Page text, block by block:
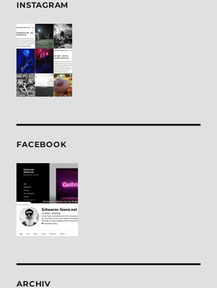
INSTA­GRAM
FACE­BOOK
ARCHIV